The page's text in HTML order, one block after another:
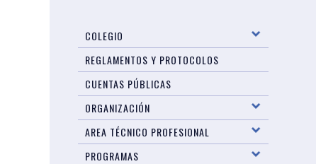
COLEGIO
REGLAMENTOS Y PROTOCOLOS
CUENTAS PÚBLICAS
ORGANIZACIÓN
AREA TÉCNICO PROFESIONAL
PROGRAMAS